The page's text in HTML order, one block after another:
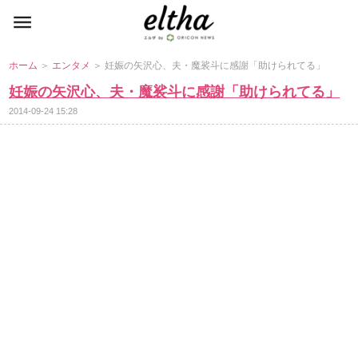
ホーム ＞ エンタメ ＞ 妊娠の矢沢心、夫・魔裟斗に感謝「助けられてる」
妊娠の矢沢心、夫・魔裟斗に感謝「助けられてる」
2014-09-24 15:28